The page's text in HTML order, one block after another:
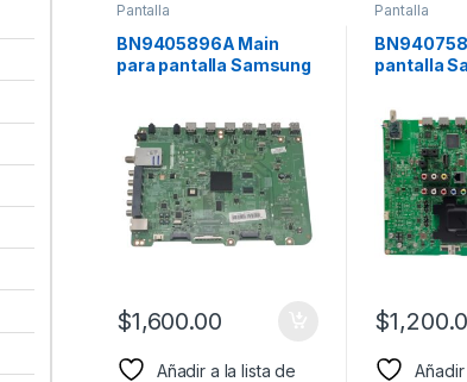
Pantalla
BN9405896A Main
para pantalla Samsung
$1,600.00
Añadir a la lista de
Pantalla
pantalla
$